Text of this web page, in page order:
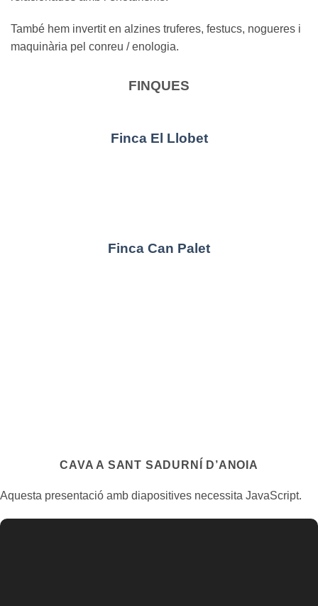
També hem invertit en alzines truferes, festucs, nogueres i
maquinària pel conreu / enologia.
FINQUES
Finca El Llobet
Finca Can Palet
CAVA A SANT SADURNÍ D’ANOIA
Aquesta presentació amb diapositives necessita JavaScript.